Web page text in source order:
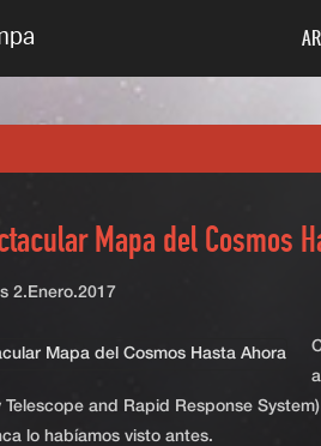
Mapa del Cosmos
2.Enero.2017
Telescope and Rapid Response
lo habíamos visto antes.